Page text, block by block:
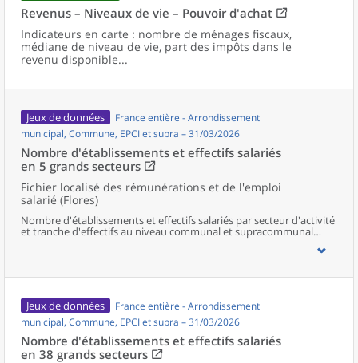
Revenus – Niveaux de vie – Pouvoir d'achat
Indicateurs en carte : nombre de ménages fiscaux,
médiane de niveau de vie, part des impôts dans le
revenu disponible...
Jeux de données
France entière - Arrondissement
municipal, Commune, EPCI et supra – 31/03/2026
Nombre d'établissements et effectifs salariés
en 5 grands secteurs
Fichier localisé des rémunérations et de l'emploi
salarié (Flores)
Nombre d'établissements et effectifs salariés par secteur d'activité
et tranche d'effectifs au niveau communal et supracommunal
Jeux de données
France entière - Arrondissement
municipal, Commune, EPCI et supra – 31/03/2026
Nombre d'établissements et effectifs salariés
en 38 grands secteurs